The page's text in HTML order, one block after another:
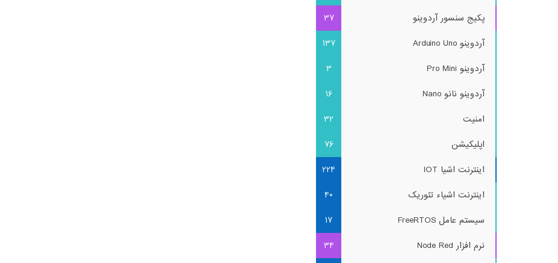
پکیج سنسور آردوینو
37
آردوینو Arduino Uno
137
آردوینو Pro Mini
3
آردوینو نانو Nano
16
امنیت
32
اپلیکیشن
76
اینترنت اشیا IOT
224
اینترنت اشیاء تئوریک
40
سیستم عامل FreeRTOS
17
نرم افزار Node Red
34